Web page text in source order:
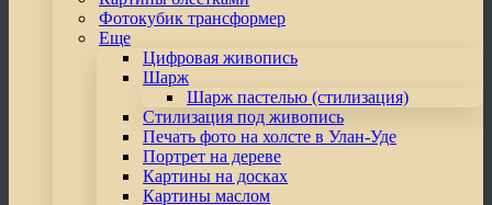
Фотокубик трансформер
Еще
Цифровая живопись
Шарж
Шарж пастелью (стилизация)
Стилизация под живопись
Печать фото на холсте в Улан-Уде
Портрет на дереве
Картины на досках
Картины маслом